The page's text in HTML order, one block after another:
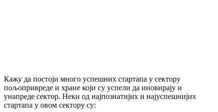
Кажу да постоји много успешних стартапа у сектору
пољопривреде и хране који су успели да иновирају и
унапреде сектор. Неки од најпознатијих и најуспешнијих
стартапа у овом сектору су: